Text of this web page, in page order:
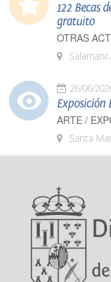
122 Becas
gratuito
OTRAS
26/06/
Exposición
ARTE /
Santa